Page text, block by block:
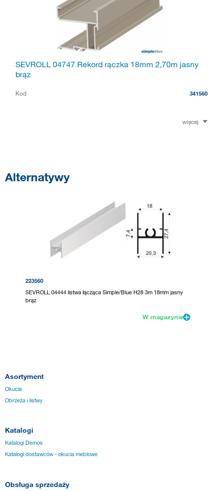
SEVROLL 04747 Rekord rączka 18mm 2,70m jasny
brąz
Kod 341560
więcej
Alternatywy
223560
SEVROLL 04444 listwa łącząca Simple/Blue H28 3m 18mm jasny
brąz
W magazynie
Asortyment
Okucia
Obrzeża i listwy
Katalogi
Katalogi Demos
Katalogi dostawców - okucia meblowe
Obsługa sprzedaży